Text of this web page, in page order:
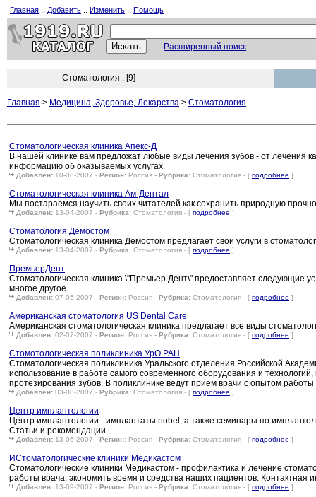
Главная :: Добавить :: Изменить :: Помощь
Расширенный поиск
Стоматология : [9]
Главная > Медицина, Здоровье, Лекарства > Стоматология
Стоматологическая клиника Апекс-Д
В нашей клинике вам предложат любые виды лечения зубов - от лечения
информацию об оказываемых услугах.
Добавлен: 10-08-2007 - Регион: Россия - Рубрика: Стоматология - [ подробнее ]
Стоматологическая клиника Ам-Дентал
Мы постараемся научить своих читателей как сохранить природную
Добавлен: 13-04-2007 - Рубрика: Стоматология - [ подробнее ]
Cтoмaтoлогия Демостом
Стоматологическая клиника Демостом предлагает свои услуги в
Добавлен: 13-04-2007 - Рубрика: Стоматология - [ подробнее ]
ПремьерДент
Стоматологическая клиника \"Премьер Дент\" предоставляет следующие
многое другое.
Добавлен: 07-05-2007 - Регион: Россия - Рубрика: Стоматология - [ подробнее ]
Американская стоматология US Dental Care
Американская стоматологическая клиника предлагает все виды
Добавлен: 02-07-2007 - Регион: Россия - Рубрика: Стоматология - [ подробнее ]
Стомотологическая поликлиника УрО РАН
Стоматологическая поликлиника Уральского отделения Российской
использование в работе самого современного оборудования и
протезирования зубов. В поликлинике ведут приём врачи с опытом
Добавлен: 03-08-2007 - Рубрика: Стоматология - [ подробнее ]
Центр имплантологии
Центр имплантологии - имплантаты nobel, а также семинары по
Статьи и рекомендации.
Добавлен: 13-06-2007 - Регион: Россия - Рубрика: Стоматология - [ подробнее ]
ИСтоматологические клиники Медикастом
Стоматологические клиники Медикастом - профилактика и лечение
работы врача, экономить время и средства наших пациентов.
Добавлен: 13-09-2007 - Регион: Россия - Рубрика: Стоматология - [ подробнее ]